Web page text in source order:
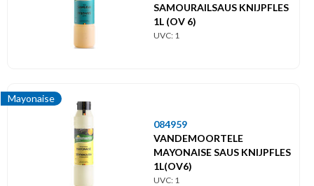
Champignons
SAMOURAILSAUS KNIJPFLES
1L (OV 6)
UVC: 1
Mayonaise
084959
VANDEMOORTELE
MAYONAISE SAUS KNIJPFLES
1L(OV6)
UVC: 1